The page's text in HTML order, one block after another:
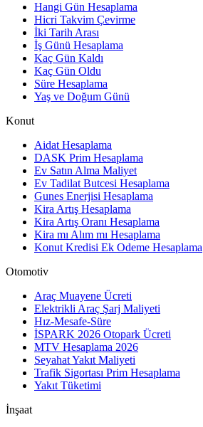
Hangi Gün Hesaplama
Hicri Takvim Çevirme
İki Tarih Arası
İş Günü Hesaplama
Kaç Gün Kaldı
Kaç Gün Oldu
Süre Hesaplama
Yaş ve Doğum Günü
Konut
Aidat Hesaplama
DASK Prim Hesaplama
Ev Satın Alma Maliyet
Ev Tadilat Butcesi Hesaplama
Gunes Enerjisi Hesaplama
Kira Artış Hesaplama
Kira Artış Oranı Hesaplama
Kira mı Alım mı Hesaplama
Konut Kredisi Ek Odeme Hesaplama
Otomotiv
Araç Muayene Ücreti
Elektrikli Araç Şarj Maliyeti
Hız-Mesafe-Süre
İSPARK 2026 Otopark Ücreti
MTV Hesaplama 2026
Seyahat Yakıt Maliyeti
Trafik Sigortası Prim Hesaplama
Yakıt Tüketimi
İnşaat